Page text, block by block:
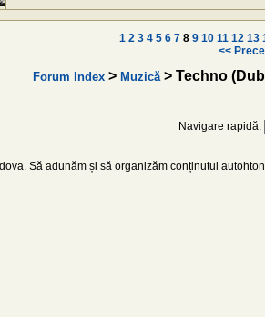
1 2 3 4 5 6 7 8 9 10 11 12 13
<<
Forum Index> Muzică> Techno
Navigare rapidă:
Să adunăm și să organizăm conținutul